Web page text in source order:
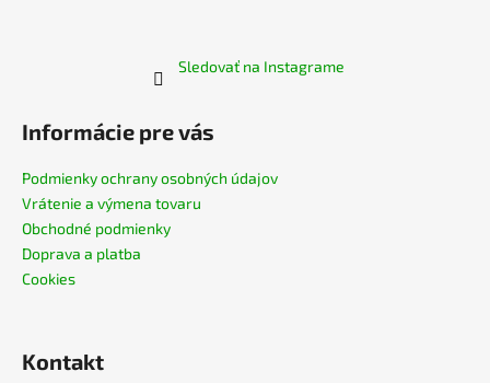
Sledovať na Instagrame
Informácie pre vás
Podmienky ochrany osobných údajov
Vrátenie a výmena tovaru
Obchodné podmienky
Doprava a platba
Cookies
Kontakt